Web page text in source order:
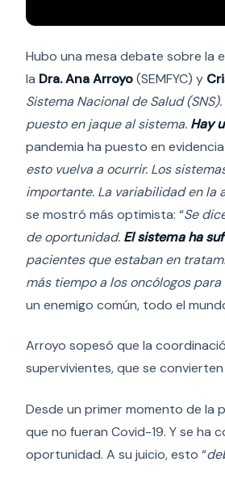
Hubo una mesa debate sobre la
la Dra. Ana Arroyo(SEMFYC) y
Sistema Nacional de Salud
puesto en jaque al sistema. Hay
pandemia ha puesto en evidencia
esto vuelva a ocurrir. Los
importante. La variabilidad en
se mostró más optimista: “Se
de oportunidad. El sistema ha
pacientes que estaban en
más tiempo a los oncólogos
un enemigo común, todo el
Arroyo sopesó que la
supervivientes, que se
Desde un primer momento de la
que no fueran Covid-19. Y se ha
oportunidad. A su juicio, esto “